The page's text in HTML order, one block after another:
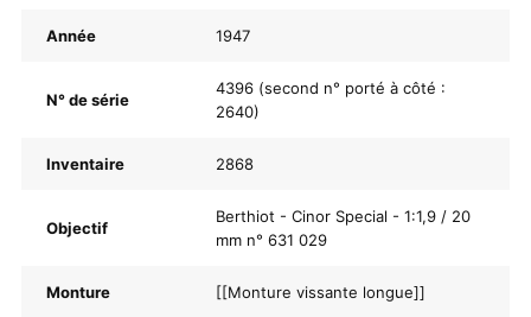
Année 1947
N° de série
4396 (second n° porté à côté :
2640)
Inventaire 2868
Objectif
Berthiot - Cinor Special - 1:1,9 / 20
mm n° 631 029
Monture [[Monture vissante longue]]